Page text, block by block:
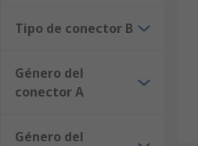
Tipo de conector B
Género del
conector A
Género del